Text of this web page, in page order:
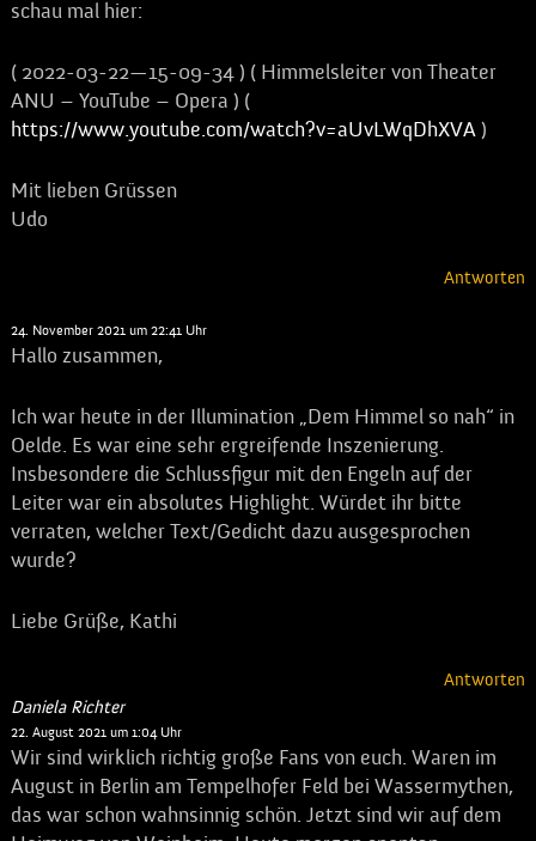
schau mal hier:
( 2022-03-22—15-09-34 ) ( Himmelsleiter von Theater
ANU – YouTube – Opera ) (
https://www.youtube.com/watch?v=aUvLWqDhXVA)
Mit lieben Grüssen
Udo
Antworten
24. November 2021 um 22:41 Uhr
Hallo zusammen,
Ich war heute in der Illumination „Dem Himmel so nah“ in
Oelde. Es war eine sehr ergreifende Inszenierung.
Insbesondere die Schlussfigur mit den Engeln auf der
Leiter war ein absolutes Highlight. Würdet ihr bitte
verraten, welcher Text/Gedicht dazu ausgesprochen
wurde?
Liebe Grüße, Kathi
Antworten
Daniela Richter
22. August 2021 um 1:04 Uhr
Wir sind wirklich richtig große Fans von euch. Waren im
August in Berlin am Tempelhofer Feld bei Wassermythen,
das war schon wahnsinnig schön. Jetzt sind wir auf dem